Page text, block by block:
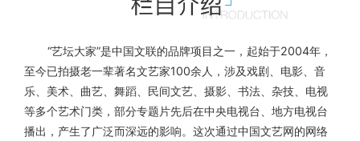
“艺坛大家”是中国文联的品牌项目之一，起始于2004年，
至今已拍摄老一辈著名文艺家100余人，涉及戏剧、电影、音
乐、美术、曲艺、舞蹈、民间文艺、摄影、书法、杂技、电视
等多个艺术门类，部分专题片先后在中央电视台、地方电视台
播出，产生了广泛而深远的影响。这次通过中国文艺网的网络